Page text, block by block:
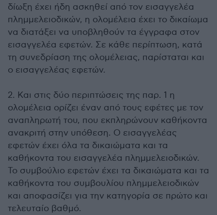
δίωξη έχει ήδη ασκηθεί από τον εισαγγελέα
πλημμελειοδικών, η ολομέλεια έχει το δικαίωμα
να διατάξει να υποβληθούν τα έγγραφα στον
εισαγγελέα εφετών. Σε κάθε περίπτωση, κατά
τη συνεδρίαση της ολομέλειας, παρίσταται και
ο εισαγγελέας εφετών.
2. Και στις δύο περιπτώσεις της παρ. 1 η
ολομέλεια ορίζει έναν από τους εφέτες με τον
αναπληρωτή του, που εκπληρώνουν καθήκοντα
ανακριτή στην υπόθεση. Ο εισαγγελέας
εφετών έχει όλα τα δικαιώματα και τα
καθήκοντα του εισαγγελέα πλημμελειοδικών.
Το συμβούλιο εφετών έχει τα δικαιώματα και τα
καθήκοντα του συμβουλίου πλημμελειοδικών
και αποφασίζει για την κατηγορία σε πρώτο και
τελευταίο βαθμό.